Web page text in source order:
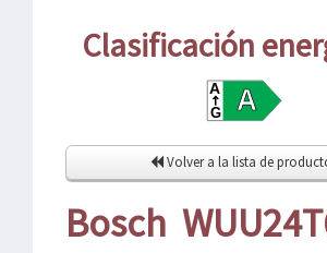
Clasificación
Volver a la lista de
Bosch